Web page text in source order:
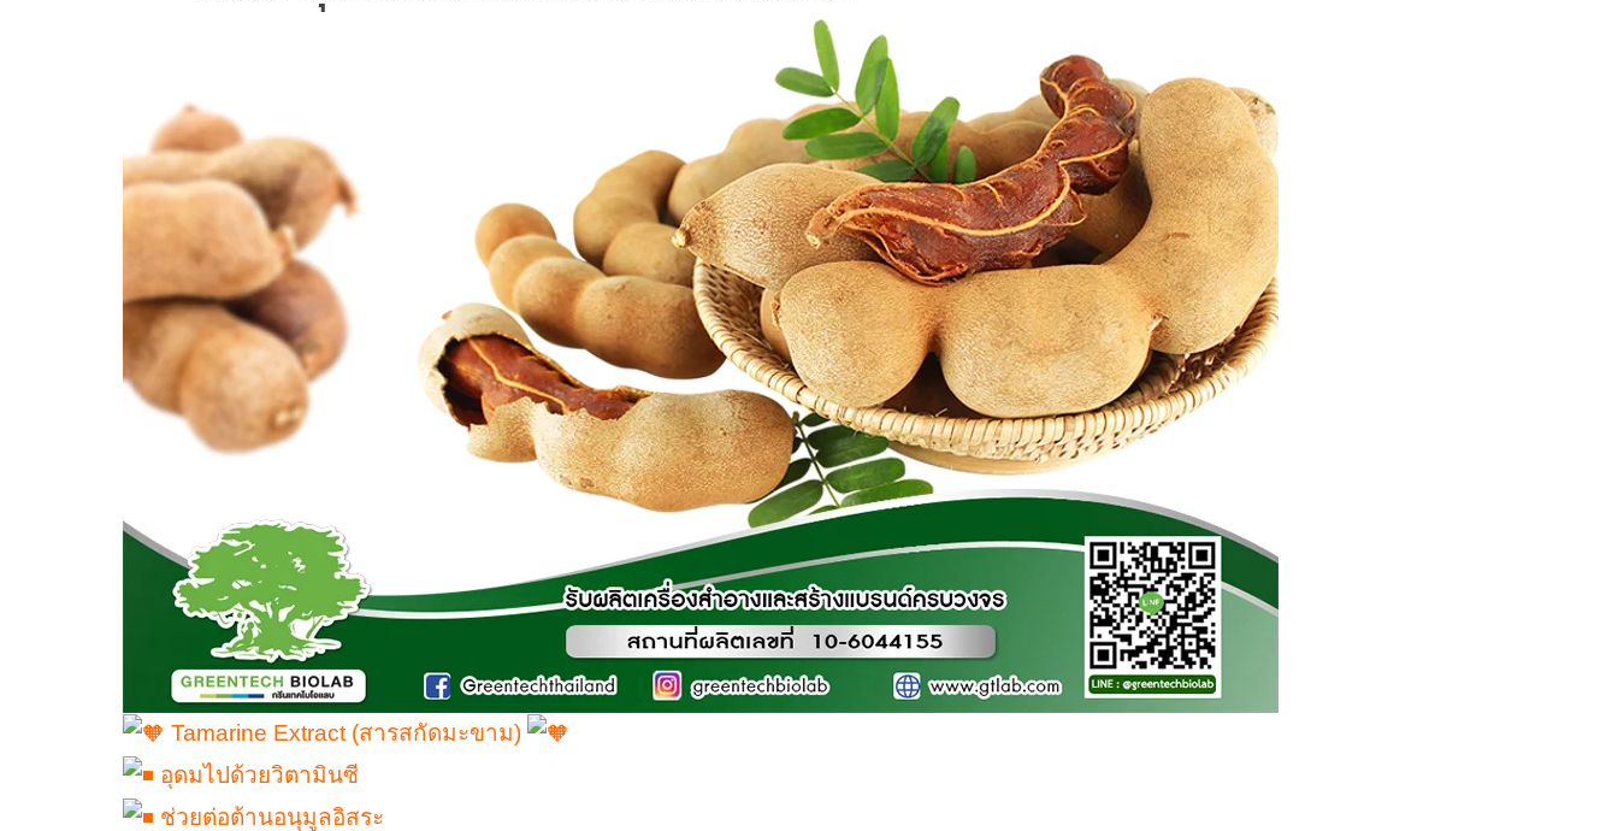
Tamarine Extract (สารสกัดมะขาม)
อุดมไปด้วยวิตามินซี
ช่วยต่อต้านอนุมูลอิสระ